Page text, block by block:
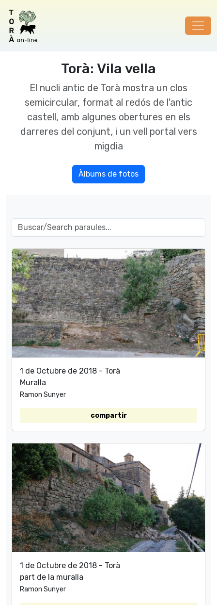
Torà: Vila vella
El nucli antic de Torà mostra un clos
semicircular, format al redós de l'antic
castell, amb algunes obertures en els
darreres del conjunt, i un vell portal vers
migdia
Àlbums de fotos
1 de Octubre de 2018 - Torà
Muralla
Ramon Sunyer
compartir
1 de Octubre de 2018 - Torà
part de la muralla
Ramon Sunyer